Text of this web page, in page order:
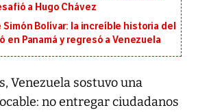
a Hugo Chávez
Simón Bolívar: la increíble historia del
en Panamá y regresó a Venezuela
Venezuela sostuvo una
no entregar ciudadanos